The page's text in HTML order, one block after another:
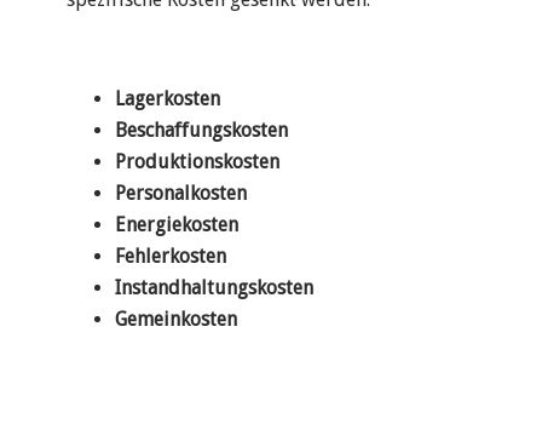
Lagerkosten
Beschaffungskosten
Produktionskosten
Personalkosten
Energiekosten
Fehlerkosten
Instandhaltungskosten
Gemeinkosten